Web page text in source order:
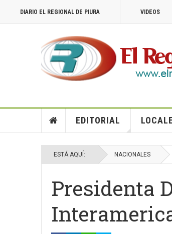
DIARIO EL REGIONAL DE PIURA VIDEOS
EDITORIAL
ESTÁ AQUÍ: NACIONALES
Presidenta